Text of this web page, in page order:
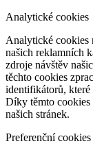
Analytické cookies
Analytické cookies
našich reklamních
zdroje návštěv
těchto cookies
identifikátorů, které
Díky těmto
našich stránek.
Preferenční cookies